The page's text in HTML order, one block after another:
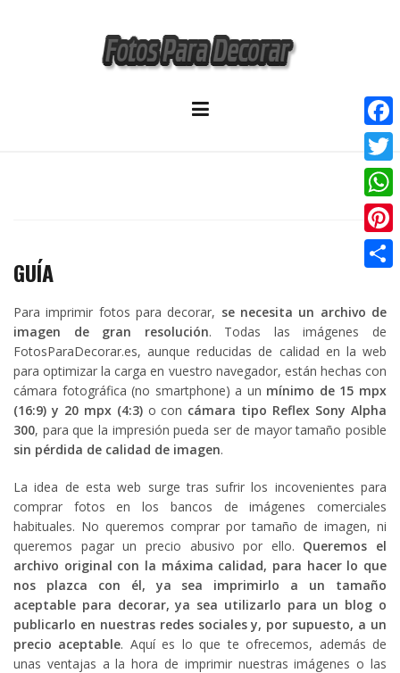
GUÍA
Para imprimir fotos para decorar, se necesita un archivo de
imagen de gran resolución. Todas las imágenes de
FotosParaDecorar.es, aunque reducidas de calidad en la web
para optimizar la carga en vuestro navegador, están hechas con
cámara fotográfica (no smartphone) a un mínimo de 15 mpx
(16:9) y 20 mpx (4:3)o con cámara tipo Reflex Sony Alpha
300, para que la impresión pueda ser de mayor tamaño posible
sin pérdida de calidad de imagen.
La idea de esta web surge tras sufrir los incovenientes para
comprar fotos en los bancos de imágenes comerciales
habituales. No queremos comprar por tamaño de imagen, ni
queremos pagar un precio abusivo por ello. Queremos el
archivo original con la máxima calidad, para hacer lo que
nos plazca con él, ya sea imprimirlo a un tamaño
aceptable para decorar, ya sea utilizarlo para un blog o
publicarlo en nuestras redes sociales y, por supuesto, a un
precio aceptable. Aquí es lo que te ofrecemos, además de
unas ventajas a la hora de imprimir nuestras imágenes o las
F
a
c
e
b
o
T
w
i
e
r
W
h
a
A
p
p
P
e
r
e
o
m
p
a
r
i
r